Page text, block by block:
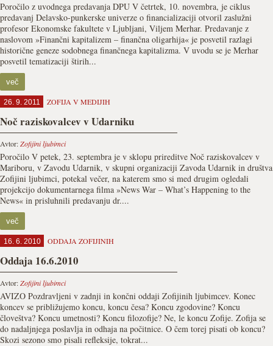
Poročilo z uvodnega predavanja DPU V četrtek, 10. novembra, je ciklus
predavanj Delavsko-punkerske univerze o financializaciji otvoril zaslužni
profesor Ekonomske fakultete v Ljubljani, Viljem Merhar. Predavanje z
naslovom »Finančni kapitalizem – finančna oligarhija« je posvetil razlagi
historične geneze sodobnega finančnega kapitalizma. V uvodu se je Merhar
posvetil tematizaciji štirih...
več
26. 9. 2011 ZOFIJA V MEDIJIH
Noč raziskovalcev v Udarniku
Avtor:Zofijini ljubimci
Poročilo V petek, 23. septembra je v sklopu prireditve Noč raziskovalcev v
Mariboru, v Zavodu Udarnik, v skupni organizaciji Zavoda Udarnik in društva
Zofijini ljubimci, potekal večer, na katerem smo si med drugim ogledali
projekcijo dokumentarnega filma »News War – What’s Happening to the
News« in prisluhnili predavanju dr....
več
16. 6. 2010 ODDAJA ZOFIJINIH
Oddaja 16.6.2010
Avtor:Zofijini ljubimci
AVIZO Pozdravljeni v zadnji in končni oddaji Zofijinih ljubimcev. Konec
koncev se približujemo koncu, koncu česa? Koncu zgodovine? Koncu
človeštva? Koncu umetnosti? Koncu filozofije? Ne, le koncu Zofije. Zofija se
do nadaljnjega poslavlja in odhaja na počitnice. O čem torej pisati ob koncu?
Skozi sezono smo pisali refleksije, tokrat...